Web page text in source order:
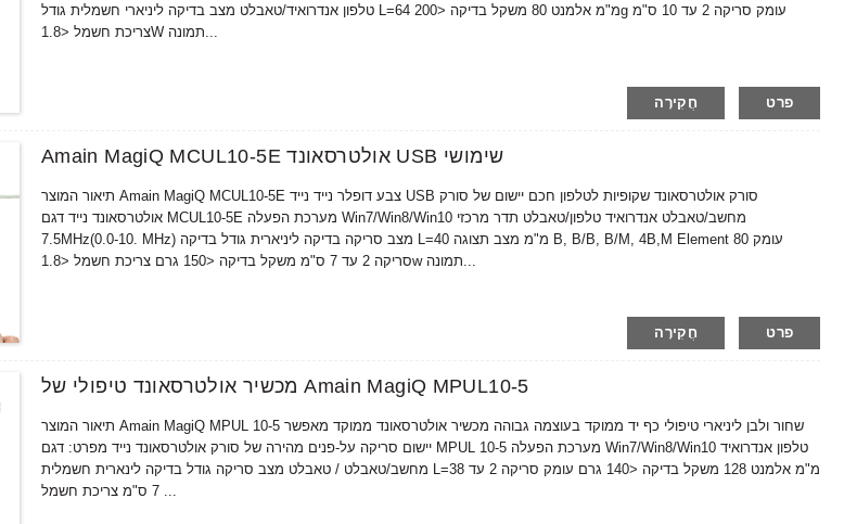
טלפון אנדרואיד/טאבלט מצב בדיקה ליניארי חשמלית גודל L=64 מ"מ אלמנט 80 משקל בדיקה <200g עומק סריקה 2 עד 10 ס"מ
חֲקִירָה פרט
Amain MagiQ MCUL10-5E אולטרסאונד USB שימושי
תיאור המוצר Amain MagiQ MCUL10-5E צבע דופלר נייד נייד USB סורק אולטרסאונד שקופיות לטלפון חכם יישום של סורק
אולטרסאונד נייד דגם MCUL10-5E מערכת הפעלה Win7/Win8/Win10 מחשב/טאבלט אנדרואיד טלפון/טאבלט תדר מרכזי
7.5MHz(0.0-10. MHz) מצב סריקה בדיקה ליניארית גודל בדיקה L=40 מ"מ מצב תצוגה B, B/B, B/M, 4B,M Element 80 עומק
סריקה 2 עד 7 ס"מ משקל בדיקה <150 גרם צריכת חשמל <1.8w תמונה...
חֲקִירָה פרט
מכשיר אולטרסאונד טיפולי של Amain MagiQ MPUL10-5
תיאור המוצר Amain MagiQ MPUL 10-5 שחור ולבן ליניארי טיפולי כף יד ממוקד בעוצמה גבוהה מכשיר אולטרסאונד ממוקד מאפשר
יישום סריקה על-פנים מהירה של סורק אולטרסאונד נייד מפרט: דגם MPUL 10-5 מערכת הפעלה Win7/Win8/Win10 טלפון אנדרואיד
מחשב/טאבלט / טאבלט מצב סריקה גודל בדיקה לינארית חשמלית L=38 מ"מ אלמנט 128 משקל בדיקה <140 גרם עומק סריקה 2 עד
7 ס"מ צריכת חשמל ...